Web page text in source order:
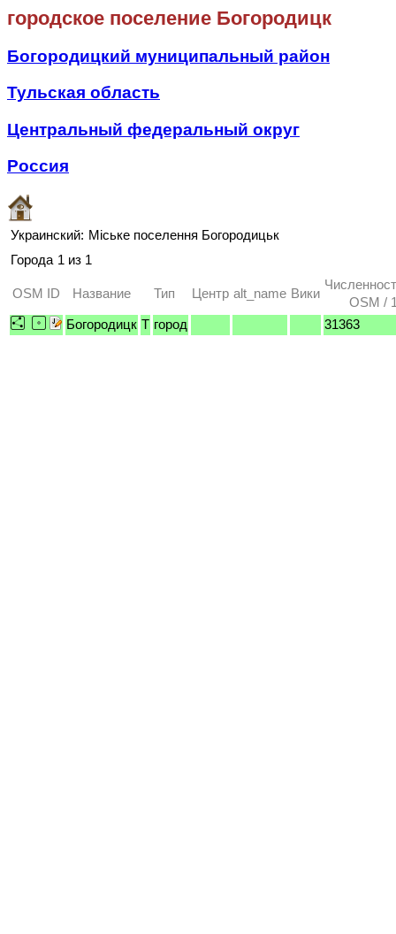
городское поселение Богородицк
Богородицкий муниципальный район
Тульская область
Центральный федеральный округ
Россия
Украинский: Міське поселення Богородицьк
Города 1 из 1
OSM ID Название Тип Центр alt_name Вики
OSM /
Богородицк T город 31363